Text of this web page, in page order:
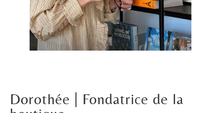
Dorothée | Fondatrice de la